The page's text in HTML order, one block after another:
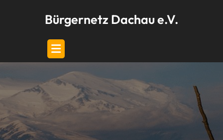
Bürgernetz Dachau e.V.